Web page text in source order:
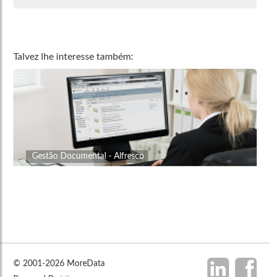
Talvez lhe interesse também:
Gestão Documental - Alfresco
© 2001-2026 MoreData